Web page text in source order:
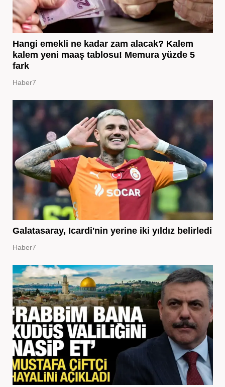
Hangi emekli ne kadar zam alacak? Kalem
kalem yeni maaş tablosu! Memura yüzde 5
fark
Haber7
Galatasaray, Icardi'nin yerine iki yıldız belirledi
Haber7